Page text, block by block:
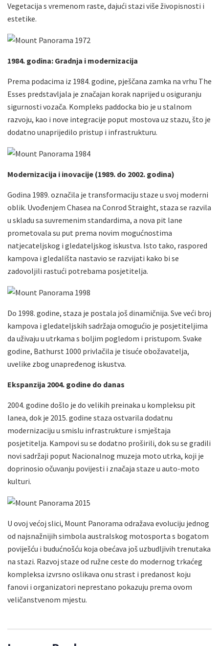
Vegetacija s vremenom raste, dajući stazi više živopisnosti i
estetike.
1984. godina: Gradnja i modernizacija
Prema podacima iz 1984. godine, pješčana zamka na vrhu The
Esses predstavljala je značajan korak naprijed u osiguranju
sigurnosti vozača. Kompleks paddocka bio je u stalnom
razvoju, kao i nove integracije poput mostova uz stazu, što je
dodatno unaprijedilo pristup i infrastrukturu.
Modernizacija i inovacije (1989. do 2002. godina)
Godina 1989. označila je transformaciju staze u svoj moderni
oblik. Uvođenjem Chasea na Conrod Straight, staza se razvila
u skladu sa suvremenim standardima, a nova pit lane
prometovala su put prema novim mogućnostima
natjecateljskog i gledateljskog iskustva. Isto tako, raspored
kampova i gledališta nastavio se razvijati kako bi se
zadovoljili rastući potrebama posjetitelja.
Do 1998. godine, staza je postala još dinamičnija. Sve veći broj
kampova i gledateljskih sadržaja omogućio je posjetiteljima
da uživaju u utrkama s boljim pogledom i pristupom. Svake
godine, Bathurst 1000 privlačila je tisuće obožavatelja,
uvelike zbog unapređenog iskustva.
Ekspanzija 2004. godine do danas
2004. godine došlo je do velikih preinaka u kompleksu pit
lanea, dok je 2015. godine staza ostvarila dodatnu
modernizaciju u smislu infrastrukture i smještaja
posjetitelja. Kampovi su se dodatno proširili, dok su se gradili
novi sadržaji poput Nacionalnog muzeja moto utrka, koji je
doprinosio očuvanju povijesti i značaja staze u auto-moto
kulturi.
U ovoj većoj slici, Mount Panorama odražava evoluciju jednog
od najsnažnijih simbola australskog motosporta s bogatom
poviješću i budućnošću koja obećava još uzbudljivih trenutaka
na stazi. Razvoj staze od ružne ceste do modernog trkaćeg
kompleksa izvrsno oslikava onu strast i predanost koju
fanovi i organizatori neprestano pokazuju prema ovom
veličanstvenom mjestu.